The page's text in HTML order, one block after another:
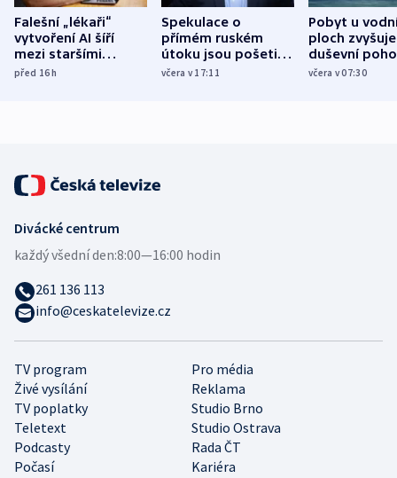
Falešní „lékaři“
vytvoření AI šíří
mezi staršími
Poláky nebezpečné
před 16h
Spekulace o
přímém ruském
útoku jsou pošetilé,
míní estonský
včera v 17:11
Pobyt u
ploch zvyšuje
duševní
ukázala
včera v 07:30
TV program
Pro média
Živé vysílání
Reklama
TV poplatky
Studio Brno
Teletext
Studio Ostrava
Podcasty
Rada ČT
Počasí
Kariéra
Divácké centrum
každý všední den:8:00—16:00 hodin
261 136 113
info@ceskatelevize.cz